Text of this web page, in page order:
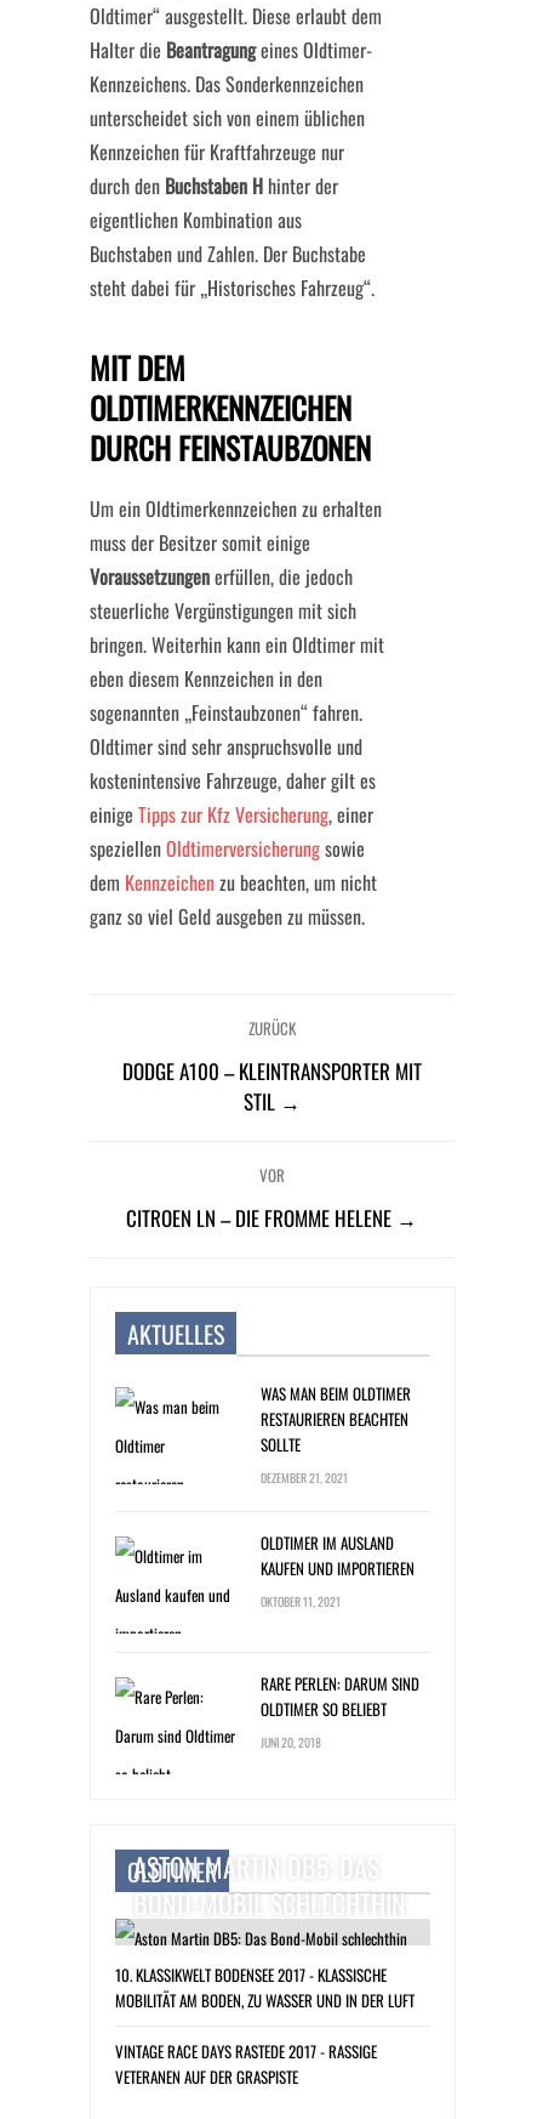
Oldtimer“ ausgestellt. Diese erlaubt dem
Halter die Beantragungeines Oldtimer-
Kennzeichens. Das Sonderkennzeichen
unterscheidet sich von einem üblichen
Kennzeichen für Kraftfahrzeuge nur
durch den Buchstaben H hinter der
eigentlichen Kombination aus
Buchstaben und Zahlen. Der Buchstabe
steht dabei für „Historisches Fahrzeug“.
MIT DEM
OLDTIMERKENNZEICHEN
DURCH FEINSTAUBZONEN
Um ein Oldtimerkennzeichen zu erhalten
muss der Besitzer somit einige
Voraussetzungenerfüllen, die jedoch
steuerliche Vergünstigungen mit sich
bringen. Weiterhin kann ein Oldtimer mit
eben diesem Kennzeichen in den
sogenannten „Feinstaubzonen“ fahren.
Oldtimer sind sehr anspruchsvolle und
kostenintensive Fahrzeuge, daher gilt es
einige Tipps zur Kfz Versicherung, einer
speziellenOldtimerversicherungsowie
dem Kennzeichenzu beachten, um nicht
ganz so viel Geld ausgeben zu müssen.
ZURÜCK
DODGE A100 – KLEINTRANSPORTER MIT
STIL →
VOR
CITROEN LN – DIE FROMME HELENE →
AKTUELLES
WAS MAN BEIM OLDTIMER
RESTAURIEREN BEACHTEN
SOLLTE
DEZEMBER 21, 2021
OLDTIMER IM AUSLAND
KAUFEN UND IMPORTIEREN
OKTOBER 11, 2021
RARE PERLEN: DARUM SIND
OLDTIMER SO BELIEBT
JUNI 20, 2018
OLDTIMER
ASTON MARTIN DB5: DAS
BOND-MOBIL SCHLECHTHIN
10. KLASSIKWELT BODENSEE 2017 - KLASSISCHE
MOBILITÄT AM BODEN, ZU WASSER UND IN DER LUFT
VINTAGE RACE DAYS RASTEDE 2017 - RASSIGE
VETERANEN AUF DER GRASPISTE